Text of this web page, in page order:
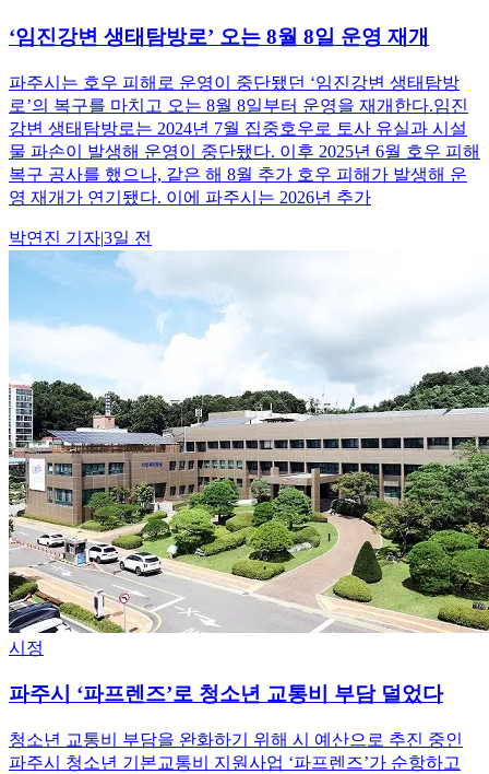
‘임진강변 생태탐방로’ 오는 8월 8일 운영 재개
파주시는 호우 피해로 운영이 중단됐던 ‘임진강변 생태탐방
로’의 복구를 마치고 오는 8월 8일부터 운영을 재개한다.임진
강변 생태탐방로는 2024년 7월 집중호우로 토사 유실과 시설
물 파손이 발생해 운영이 중단됐다. 이후 2025년 6월 호우 피해
복구 공사를 했으나, 같은 해 8월 추가 호우 피해가 발생해 운
영 재개가 연기됐다. 이에 파주시는 2026년 추가
박연진 기자|3일 전
시정
파주시 ‘파프렌즈’로 청소년 교통비 부담 덜었다
청소년 교통비 부담을 완화하기 위해 시 예산으로 추진 중인
파주시 청소년 기본교통비 지원사업 ‘파프렌즈’가 순항하고